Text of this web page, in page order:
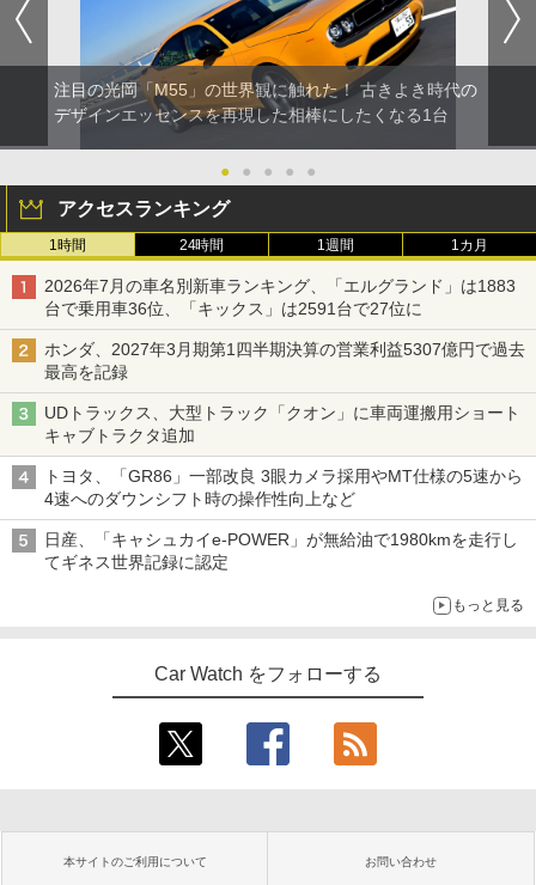
注目の光岡「M55」の世界観に触れた！ 古きよき時代の
デザインエッセンスを再現した相棒にしたくなる1台
● ● ● ● ●
アクセスランキング
1時間 24時間 1週間 1カ月
2026年7月の車名別新車ランキング、「エルグランド」は1883
台で乗用車36位、「キックス」は2591台で27位に
ホンダ、2027年3月期第1四半期決算の営業利益5307億円で過去
最高を記録
UDトラックス、大型トラック「クオン」に車両運搬用ショート
キャブトラクタ追加
トヨタ、「GR86」一部改良 3眼カメラ採用やMT仕様の5速から
4速へのダウンシフト時の操作性向上など
日産、「キャシュカイe-POWER」が無給油で1980kmを走行し
てギネス世界記録に認定
もっと見る
Car Watch をフォローする
本サイトのご利用について お問い合わせ